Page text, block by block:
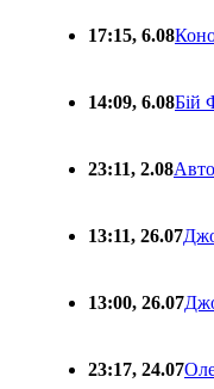
17:15, 6.08
14:09, 6.08Бій
23:11, 2.08
13:11, 26.07
13:00, 26.07
23:17, 24.07